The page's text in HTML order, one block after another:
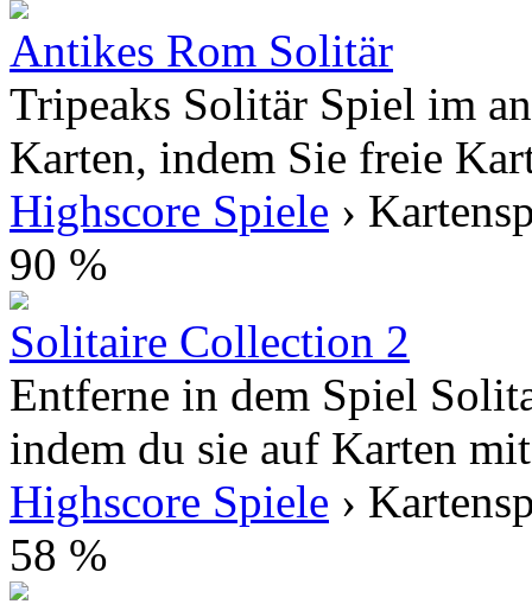
Antikes Rom Solitär
Tripeaks Solitär Spiel im
Karten, indem Sie freie
Highscore Spiele ›
90 %
Solitaire Collection 2
Entferne in dem Spiel
indem du sie auf Karten
Highscore Spiele ›
58 %